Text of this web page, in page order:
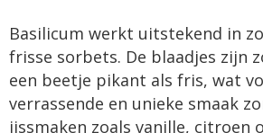
Basilicum werkt uitstekend in
frisse sorbets. De blaadjes zijn
een beetje pikant als fris, wat
verrassende en unieke smaak
ijssmaken zoals vanille, citroen